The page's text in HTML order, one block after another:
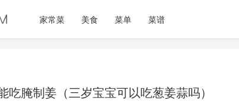
家常菜 美食 菜单 菜谱
吃腌制姜（三岁宝宝可以吃葱姜蒜吗）